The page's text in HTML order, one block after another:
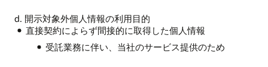
d. 開示対象外個人情報の利用目的
直接契約によらず間接的に取得した個人情報
受託業務に伴い、当社のサービス提供のため